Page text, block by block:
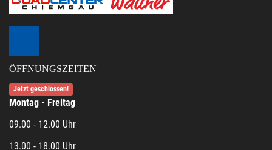
ÖFFNUNGSZEITEN
Jetzt geschlossen!
Montag - Freitag
09.00 - 12.00 Uhr
13.00 - 18.00 Uhr